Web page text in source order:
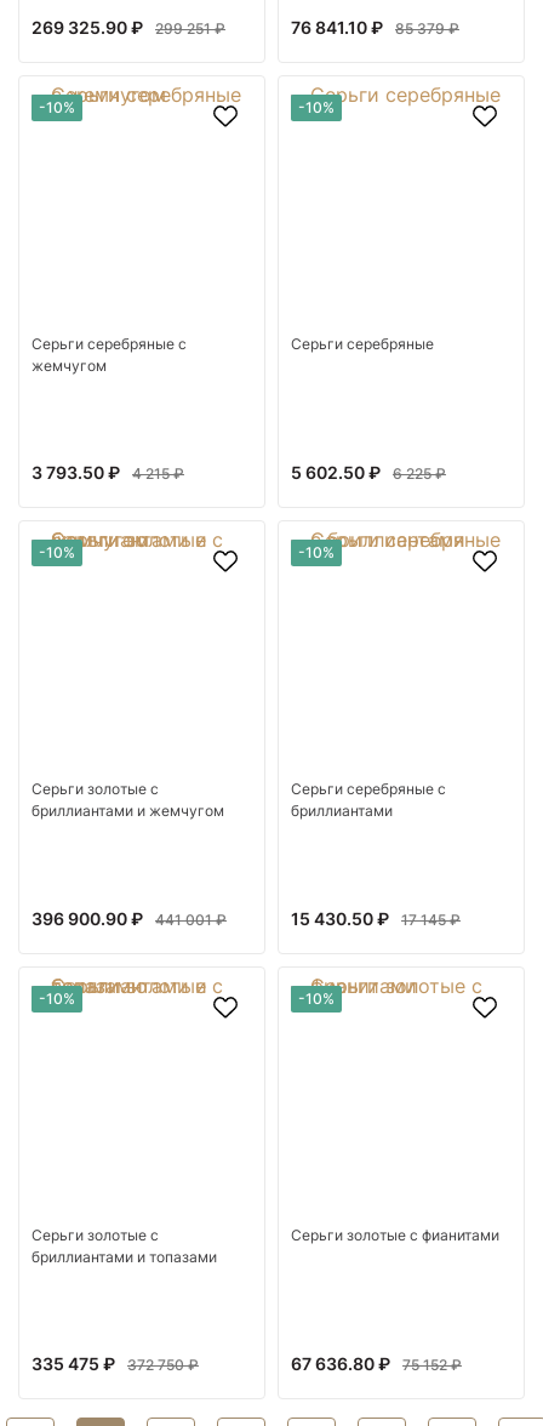
269 325.90 ₽ 299 251 ₽ 76 841.10 ₽ 85 379 ₽
-10%
Серьги серебряные с
жемчугом
3 793.50 ₽ 4 215 ₽
-10%
Серьги серебряные
5 602.50 ₽ 6 225 ₽
-10%
Серьги золотые с
бриллиантами и жемчугом
396 900.90 ₽ 441 001 ₽
-10%
Серьги серебряные с
бриллиантами
15 430.50 ₽ 17 145 ₽
-10%
Серьги золотые с
бриллиантами и топазами
335 475 ₽ 372 750 ₽
-10%
Серьги золотые с фианитами
67 636.80 ₽ 75 152 ₽